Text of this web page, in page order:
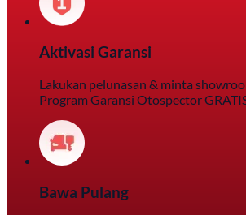
Aktivasi Garansi
Lakukan pelunasan & minta
Program Garansi Otospector
Bawa Pulang